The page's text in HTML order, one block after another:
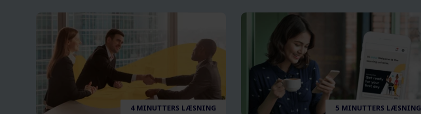
4 MINUTTERS LÆSNING 5 MINUTTERS LÆSNING